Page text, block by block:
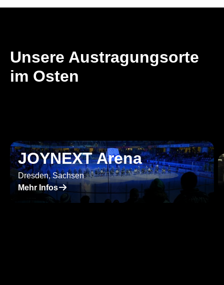
Unsere Aus­tragungsorte
im Osten
JOYNEXT Arena
Dresden, Sachsen
Mehr Infos􀄫